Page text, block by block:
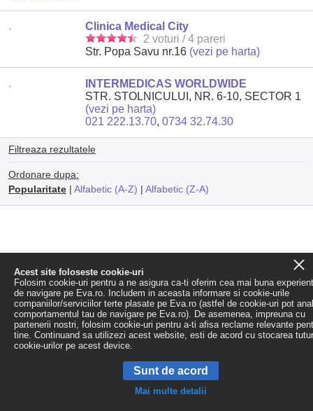
Clinica Medical City
2 voturi / 4 pareri
Str. Popa Savu nr.16 (vezi pe harta)
INTERMEDICAS WORLDWIDE
STR. STOLNICULUI, NR. 6-10, SECTOR 1
(vezi pe harta)
021 222.13.70,0734 32.74.30
Filtreaza rezultatele
Ordonare dupa:
Popularitate| Alfabetic (A-Z) | Alfabetic (Z-A)
Acest site foloseste cookie-uri
Folosim cookie-uri pentru a ne asigura ca-ti oferim cea mai buna
de navigare pe Eva.ro. Includem in aceasta informare si cookie-urile
companiilor/serviciilor terte plasate pe Eva.ro (astfel de cookie-uri pot
comportamentul tau de navigare pe Eva.ro). De asemenea, impreuna cu
partenerii nostri, folosim cookie-uri pentru a-ti afisa reclame relevante
tine. Continuand sa utilizezi acest website, esti de acord cu stocarea
cookie-urilor pe acest device.
Sunt de acord
Mai multe detalii